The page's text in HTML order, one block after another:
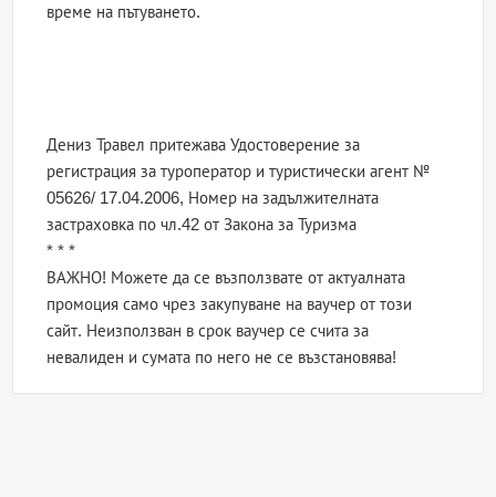
време на пътуването.
Дениз Травел притежава Удостоверение за
регистрация за туроператор и туристически агент №
05626/ 17.04.2006, Номер на задължителната
застраховка по чл.42 от Закона за Туризма
* * *
ВАЖНО! Можете да се възползвате от актуалната
промоция само чрез закупуване на ваучер от този
сайт. Неизползван в срок ваучер се счита за
невалиден и сумата по него не се възстановява!